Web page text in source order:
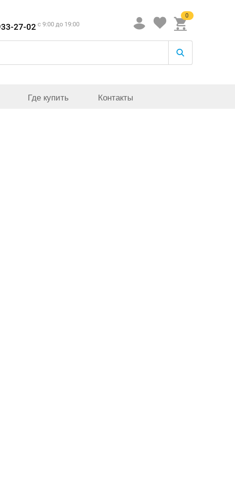
27-02 c 9:00 до 19:00
0
Где купить Контакты